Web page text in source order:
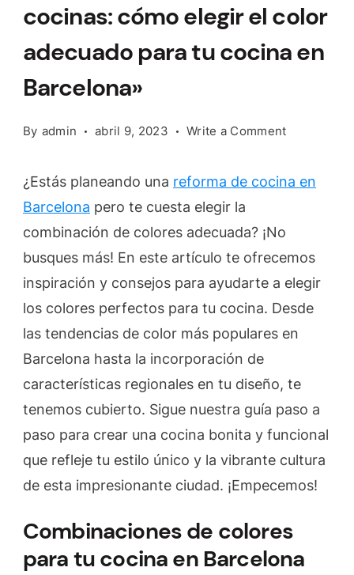
cocinas: cómo elegir el color
adecuado para tu cocina en
Barcelona»
By admin abril 9, 2023 Write a Commenton
reformas
cómo
elegir
color
adecuado
tu
en
Barcelona»
¿Estás planeando una reforma de cocina en
Barcelona pero te cuesta elegir la
combinación de colores adecuada? ¡No
busques más! En este artículo te ofrecemos
inspiración y consejos para ayudarte a elegir
los colores perfectos para tu cocina. Desde
las tendencias de color más populares en
Barcelona hasta la incorporación de
características regionales en tu diseño, te
tenemos cubierto. Sigue nuestra guía paso a
paso para crear una cocina bonita y funcional
que refleje tu estilo único y la vibrante cultura
de esta impresionante ciudad. ¡Empecemos!
Combinaciones de colores
para tu cocina en Barcelona